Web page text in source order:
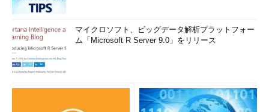
マイクロソフト、ビッグデータ解析プラットフォー
ム「Microsoft R Server 9.0」をリリース